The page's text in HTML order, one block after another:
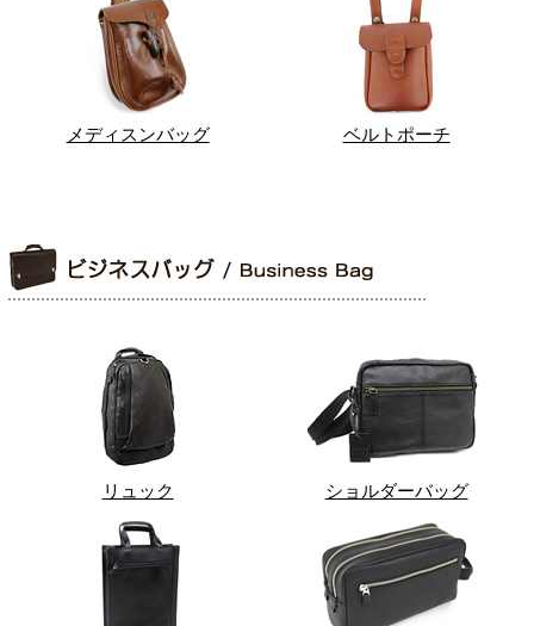
メディスンバッグ ベルトポーチ
リュック ショルダーバッグ